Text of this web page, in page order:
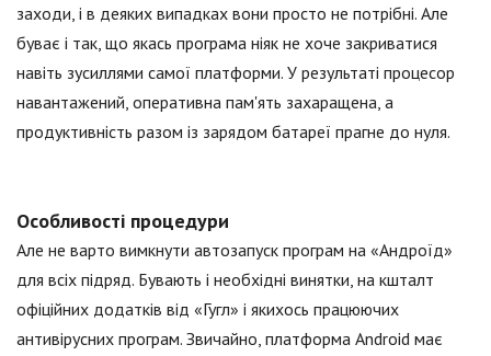
заходи, і в деяких випадках вони просто не потрібні. Але
буває і так, що якась програма ніяк не хоче закриватися
навіть зусиллями самої платформи. У результаті процесор
навантажений, оперативна пам'ять захаращена, а
продуктивність разом із зарядом батареї прагне до нуля.
Особливості процедури
Але не варто вимкнути автозапуск програм на «Андроїд»
для всіх підряд. Бувають і необхідні винятки, на кшталт
офіційних додатків від «Гугл» і якихось працюючих
антивірусних програм. Звичайно, платформа Android має